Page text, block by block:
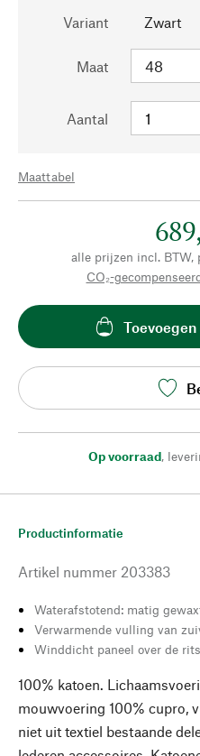
Variant Zwart
Maat
Aantal
Maattabel
alle prijzen incl. BTW,
CO₂-
Op voorraad,
Productinformatie
Artikel nummer 203383
Waterafstotend: matig
Verwarmende vulling van
Winddicht paneel over de rits
100% katoen.
mouwvoering 100% cupro,
niet uit textiel bestaande